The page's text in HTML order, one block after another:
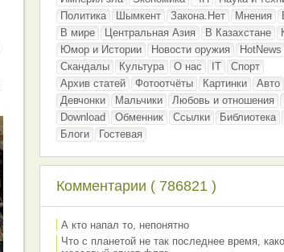
Политика
Шымкент Закона.Нет Мнения
В мире
Центральная Азия В Казахстане
Юмор и Истории
Новости оружия
HotNews
Скандалы
Культура О нас IT
Спорт
Архив статей
Фотоотчёты Картинки
Авто
Девчонки
Мальчики Любовь и отношения
Download
Обменник Ссылки Библиотека
Блоги
Гостевая
Комментарии ( 786821 )
А кто напал то, непонятно
Что с планетой не так последнее время,